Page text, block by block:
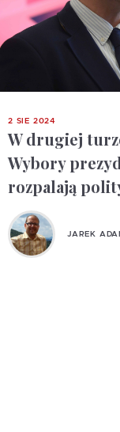
2 SIE 2024
W drugiej
Wybory
rozpalają
JAREK